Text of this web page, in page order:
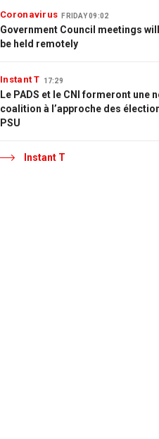
Coronavirus FRIDAY 09:02
Government Council meetings
be held remotely
Instant T 17:29
Le PADS et le CNI formeront une
coalition à l’approche des
PSU
Instant T